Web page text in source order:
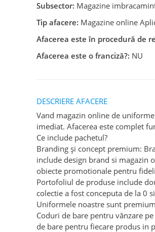
Subsector: Magazine
Tip afacere: Magazine online
Afacerea este în procedură de
Afacerea este o franciză?: NU
DESCRIERE AFACERE
Vand magazin online de
imediat. Afacerea este complet
Ce include pachetul?
Branding și concept premium:
include design brand si magazin
obiecte promotionale pentru
Portofoliul de produse include
colectie a fost conceputa de la 0
Uniformele noastre sunt
Coduri de bare pentru vânzare
de bare pentru fiecare produs in